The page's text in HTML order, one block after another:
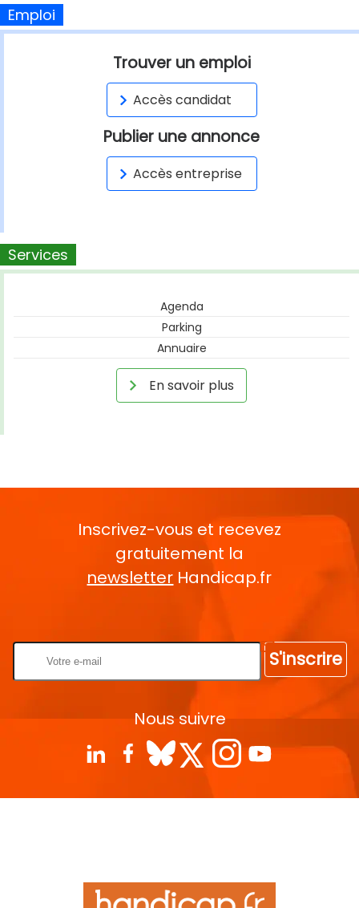
Emploi
Trouver un emploi
Accès candidat
Publier une annonce
Accès entreprise
Services
Agenda
Parking
Annuaire
En savoir plus
Inscrivez-vous et recevez
gratuitement la
newsletter Handicap.fr
S'inscrire
Nous suivre